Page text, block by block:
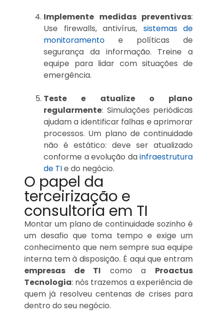
Implemente medidas preventivas:
Use firewalls, antivírus, sistemas de
monitoramento e políticas de
segurança da informação. Treine a
equipe para lidar com situações de
emergência.
Teste e atualize o plano
regularmente: Simulações periódicas
ajudam a identificar falhas e aprimorar
processos. Um plano de continuidade
não é estático: deve ser atualizado
conforme a evolução dainfraestrutura
de TIe do negócio.
O papel da
terceirização e
consultoria em TI
Montar um plano de continuidade sozinho é
um desafio que toma tempo e exige um
conhecimento que nem sempre sua equipe
interna tem à disposição. É aqui que entram
empresas de TI como a Proactus
Tecnologia: nós trazemos a experiência de
quem já resolveu centenas de crises para
dentro do seu negócio.